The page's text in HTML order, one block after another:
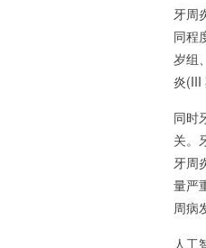
牙周
同程
岁组
炎(III
同时
关。
牙周
量严
周病
人工